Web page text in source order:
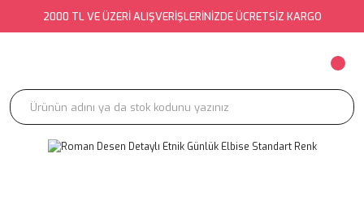
2000 TL VE ÜZERİ ALIŞVERİŞLERİNİZDE ÜCRETSİZ KARGO